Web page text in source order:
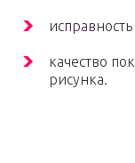
качество
рисунка.